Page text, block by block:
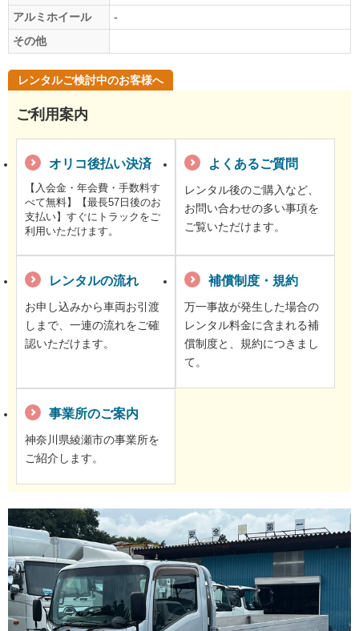
アルミホイール
-
その他
レンタルご検討中のお客様へ
ご利用案内
オリコ後払い決済
【入会金・年会費・手数料す
べて無料】【最長57日後のお
支払い】すぐにトラックをご
利用いただけます。
よくあるご質問
レンタル後のご購入など、
お問い合わせの多い事項を
ご覧いただけます。
レンタルの流れ
お申し込みから車両お引渡
しまで、一連の流れをご確
認いただけます。
補償制度・規約
万一事故が発生した場合の
レンタル料金に含まれる補
償制度と、規約につきまし
て。
事業所のご案内
神奈川県綾瀬市の事業所を
ご紹介します。